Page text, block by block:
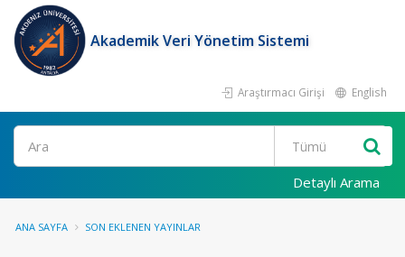
Akademik Veri Yönetim Sistemi
Araştırmacı Girişi English
Ara
Detaylı Arama
ANA SAYFA SON EKLENEN YAYINLAR